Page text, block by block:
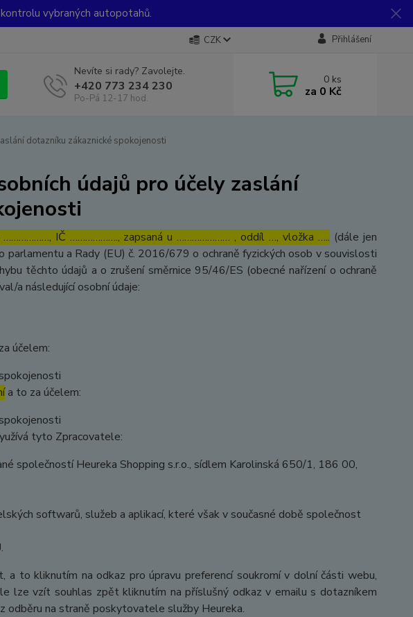
vybraných autopotahů.
CZK Přihlášení
Nevíte si rady? Zavolejte.
+420 773 234 230
Po-Pá 12-17 hod.
0 ks
za 0 Kč
dotazníku zákaznické spokojenosti
údajů pro účely zaslání
IČ ………………., zapsaná u ………………… , oddíl …, vložka ….. (dále jen
parlamentu a Rady (EU) č. 2016/679 o ochraně fyzických osob v souvislosti
těchto údajů a o zrušení směrnice 95/46/ES (obecné nařízení o ochraně
a následující osobní údaje:
účelem:
a to za účelem:
tyto Zpracovatele:
společností Heureka Shopping s.r.o., sídlem Karolinská 650/1, 186 00,
softwarů, služeb a aplikací, které však v současné době společnost
to kliknutím na odkaz pro úpravu preferencí soukromí v dolní části webu,
lze vzít souhlas zpět kliknutím na příslušný odkaz v emailu s dotazníkem
na straně poskytovatele služby Heureka.